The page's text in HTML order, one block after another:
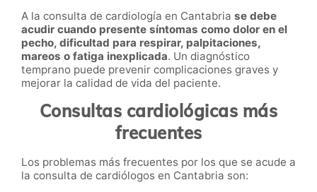
A la consulta de cardiología en Cantabria se debe
acudir cuando presente síntomas como dolor en el
pecho, dificultad para respirar, palpitaciones,
mareos o fatiga inexplicada. Un diagnóstico
temprano puede prevenir complicaciones graves y
mejorar la calidad de vida del paciente.
Consultas cardiológicas más
frecuentes
Los problemas más frecuentes por los que se acude a
la consulta de cardiólogos en Cantabria son: